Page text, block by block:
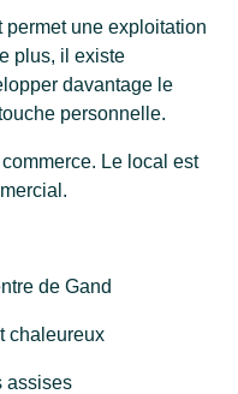
permet une exploitation
plus, il existe
davantage le
personnelle.
Le local est
de Gand
chaleureux
assises